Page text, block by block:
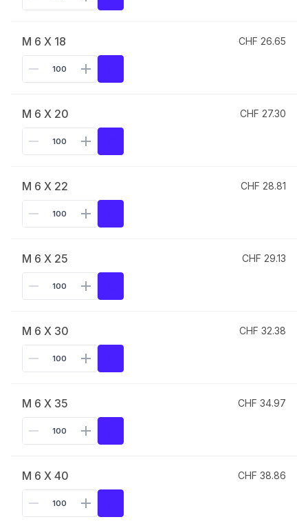
M 6 X 18 CHF 26.65
M 6 X 20 CHF 27.30
M 6 X 22 CHF 28.81
M 6 X 25 CHF 29.13
M 6 X 30 CHF 32.38
M 6 X 35 CHF 34.97
M 6 X 40 CHF 38.86